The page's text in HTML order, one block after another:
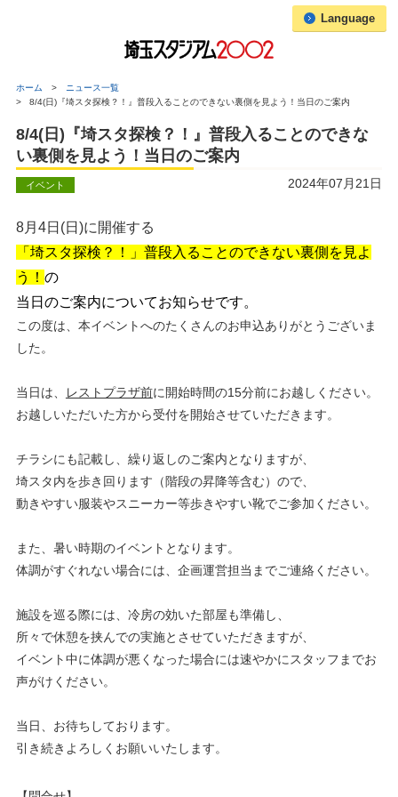
Language
ホーム
ニュース一覧
8/4(日)『埼スタ探検？！』普段入ることのできない裏側を見よう！当日のご案内
8/4(日)『埼スタ探検？！』普段入ることのできな
い裏側を見よう！当日のご案内
イベント 2024年07月21日
8月4日(日)に開催する
「埼スタ探検？！」普段入ることのできない裏側を見よ
う！ の
当日のご案内についてお知らせです。
この度は、本イベントへのたくさんのお申込ありがとうございま
した。
当日は、 レストプラザ前に開始時間の15分前にお越しください。
お越しいただいた方から受付を開始させていただきます。
チラシにも記載し、繰り返しのご案内となりますが、
埼スタ内を歩き回ります（階段の昇降等含む）ので、
動きやすい服装やスニーカー等歩きやすい靴でご参加ください。
また、暑い時期のイベントとなります。
体調がすぐれない場合には、企画運営担当までご連絡ください。
施設を巡る際には、冷房の効いた部屋も準備し、
所々で休憩を挟んでの実施とさせていただきますが、
イベント中に体調が悪くなった場合には速やかにスタッフまでお
声がけください。
当日、お待ちしております。
引き続きよろしくお願いいたします。